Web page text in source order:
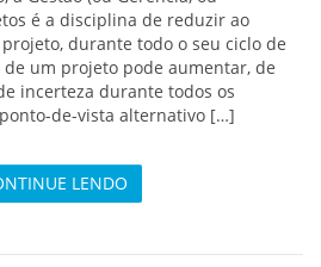
é a disciplina de reduzir ao
durante todo o seu ciclo de
um projeto pode aumentar, de
incerteza durante todos os
de-vista alternativo […]
LENDO